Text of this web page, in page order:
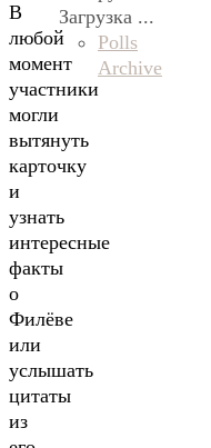
В
любой
момент
участники
могли
вытянуть
карточку
и
узнать
интересные
факты
о
Филёве
или
услышать
цитаты
из
Загрузка ...
Polls
Archive